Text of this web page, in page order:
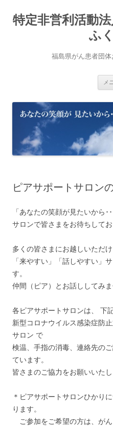
テ
ン
特定非営利活動
ふ
福島県がん患者団
メ
ピアサポートサロン
「あなたの笑顔が見たいから･･
サロンで皆さまをお待ちしてお
多くの皆さまにお越しいただけ
「来やすい」「話しやすい」
す。
仲間（ピア）とお話ししてみま
各ピアサポートサロンは、 下
新型コロナウイルス感染症防
サロン で
検温、手指の消毒、連絡先の
ています。
皆さまのご協力をお願いいたし
＊ピアサポートサロンひかり
ります。
ご参加をご希望の方は、が